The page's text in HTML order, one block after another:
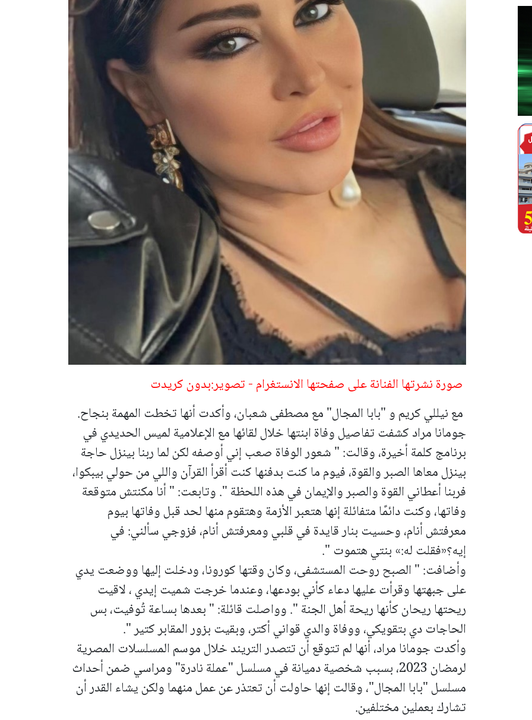
صورة نشرتها الفنانة على صفحتها الانستغرام - تصوير:بدون كريدت
مع نيللي كريم و "بابا المجال" مع مصطفى شعبان، وأكدت أنها تخطت المهمة بنجاح.
جومانا مراد كشفت تفاصيل وفاة ابنتها خلال لقائها مع الإعلامية لميس الحديدي في
برنامج كلمة أخيرة، وقالت: " شعور الوفاة صعب إني أوصفه لكن لما ربنا بينزل حاجة
بينزل معاها الصبر والقوة، فيوم ما كنت بدفنها كنت أقرأ القرآن واللي من حولي بيبكوا،
فربنا أعطاني القوة والصبر والإيمان في هذه اللحظة ".وتابعت: " أنا مكنتش متوقعة
وفاتها، وكنت دائمًا متفائلة إنها هتعبر الأزمة وهتقوم منها لحد قبل وفاتها بيوم
معرفتش أنام، وحسيت بنار قايدة في قلبي ومعرفتش أنام، فزوجي سألني: في
إيه؟«فقلت له:» بنتي هتموت ".
وأضافت: " الصبح روحت المستشفى، وكان وقتها كورونا، ودخلت إليها ووضعت يدي
على جبهتها وقرأت عليها دعاء كأني بودعها، وعندما خرجت شميت إيدي ، لاقيت
ريحتها ريحان كأنها ريحة أهل الجنة ".وواصلت قائلة: " بعدها بساعة تُوفيت، بس
الحاجات دي بتقويكي، ووفاة والدي قواني أكتر، وبقيت بزور المقابر كتير ".
وأكدت جومانا مراد، أنها لم تتوقع أن تتصدر التريند خلال موسم المسلسلات المصرية
لرمضان 2023، بسبب شخصية دميانة في مسلسل "عملة نادرة" ومراسي ضمن أحداث
مسلسل "بابا المجال"، وقالت إنها حاولت أن تعتذر عن عمل منهما ولكن يشاء القدر أن
تشارك بعملين مختلفين.